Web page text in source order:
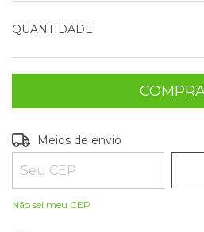
QUANTIDADE
Entregas para o CEP:
Meios de envio
Não sei meu CEP